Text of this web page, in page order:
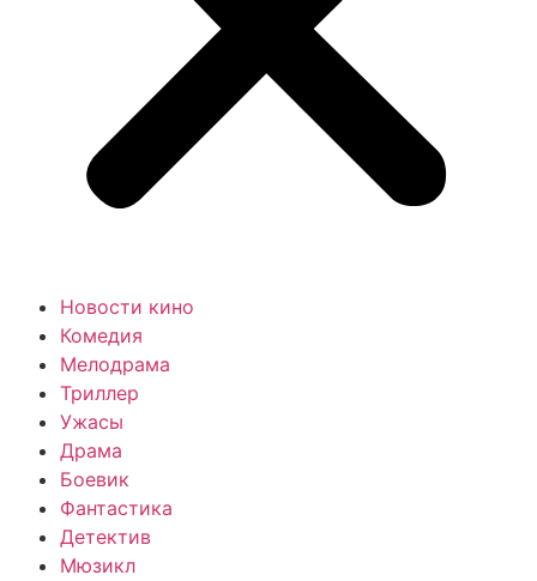
Новости кино
Комедия
Мелодрама
Триллер
Ужасы
Драма
Боевик
Фантастика
Детектив
Мюзикл